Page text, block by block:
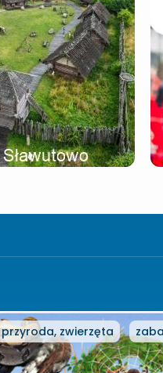
przyroda, zwierzęta